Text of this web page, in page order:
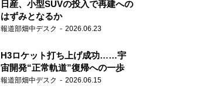
日産、小型SUVの投入で再建への
はずみとなるか
報道部畑中デスク 2026.06.23
H3ロケット打ち上げ成功……宇
宙開発“正常軌道”復帰への一歩
報道部畑中デスク 2026.06.15